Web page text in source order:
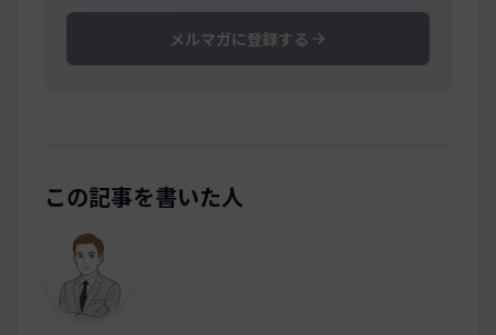
メルマガに登録する
この記事を書いた人